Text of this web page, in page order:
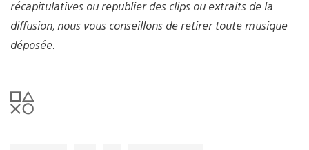
récapitulatives ou republier des clips ou extraits de la
diffusion, nous vous conseillons de retirer toute musique
déposée.